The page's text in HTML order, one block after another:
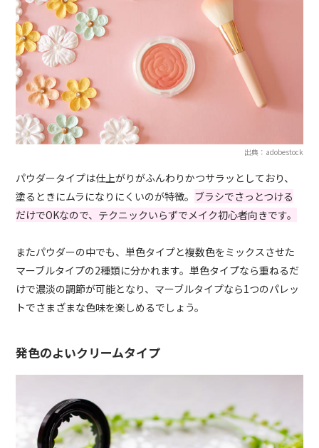
出典：adobestock
パウダータイプは仕上がりがふんわりかつサラッとしており、
塗るときにムラになりにくいのが特徴。 ブラシでさっとつける
だけでOKなので、テクニックいらずでメイク初心者向きです。
またパウダーの中でも、単色タイプと複数色をミックスさせた
マーブルタイプの2種類に分かれます。単色タイプなら重ねるだ
けで濃淡の調節が可能となり、マーブルタイプなら1つのパレッ
トでさまざまな色味を楽しめるでしょう。
発色のよいクリームタイプ